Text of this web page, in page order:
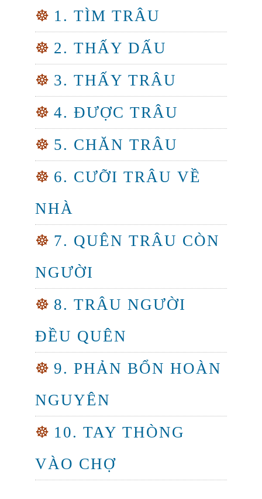
☸ 1. TÌM TRÂU
☸ 2. THẤY DẤU
☸ 3. THẤY TRÂU
☸ 4. ĐƯỢC TRÂU
☸ 5. CHĂN TRÂU
☸ 6. CƯỠI TRÂU VỀ
NHÀ
☸ 7. QUÊN TRÂU CÒN
NGƯỜI
☸ 8. TRÂU NGƯỜI
ĐỀU QUÊN
☸ 9. PHẢN BỔN HOÀN
NGUYÊN
☸ 10. TAY THÒNG
VÀO CHỢ